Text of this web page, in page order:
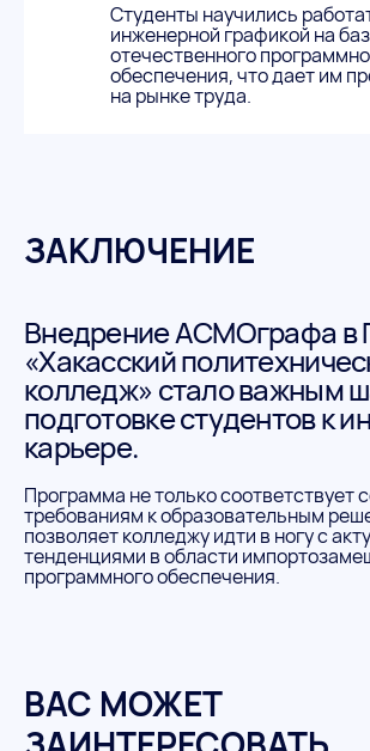
Студенты научились
инженерной графикой на
отечественного
обеспечения, что дает им
на рынке труда.
ЗАКЛЮЧЕНИЕ
Внедрение АСМОграфа в
«Хакасский
колледж» стало важным
подготовке студентов к
карьере.
Программа не только соответствует
требованиям к образовательным
позволяет колледжу идти в ногу с
тенденциями в области
программного обеспечения.
ВАС МОЖЕТ